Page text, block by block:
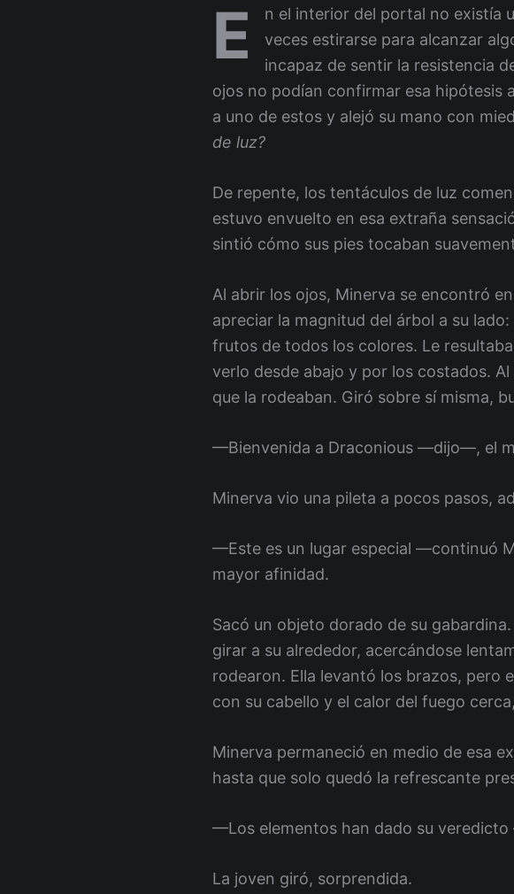
E
n el interior del portal no existía
veces estirarse para alcanzar
incapaz de sentir la resistencia
ojos no podían confirmar esa hipótesis
a uno de estos y alejó su mano con
de luz?
De repente, los tentáculos de luz
estuvo envuelto en esa extraña
sintió cómo sus pies tocaban
Al abrir los ojos, Minerva se encontró
apreciar la magnitud del árbol a su
frutos de todos los colores. Le
verlo desde abajo y por los costados.
que la rodeaban. Giró sobre sí misma,
—Bienvenida a Draconious —dijo—, el
Minerva vio una pileta a pocos pasos,
—Este es un lugar especial —continuó
mayor afinidad.
Sacó un objeto dorado de su
girar a su alrededor, acercándose
rodearon. Ella levantó los brazos, pero
con su cabello y el calor del fuego
Minerva permaneció en medio de esa
hasta que solo quedó la refrescante
—Los elementos han dado su
La joven giró, sorprendida.